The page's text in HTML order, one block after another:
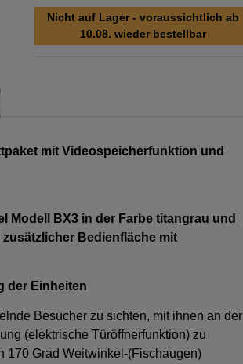
Nicht auf Lager - voraussichtlich ab
10.08. wieder bestellbar
mit Videospeicherfunktion und
Modell BX3 in der Farbe titangrau und
Bedienfläche mit
der Einheiten
Besucher zu sichten, mit ihnen an der
(elektrische Türöffnerfunktion) zu
170 Grad Weitwinkel-(Fischaugen)